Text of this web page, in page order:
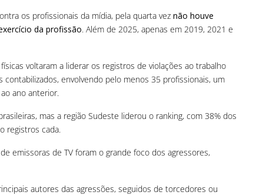
os profissionais da mídia, pela quarta vez não houve
da profissão. Além de 2025, apenas em 2019, 2021 e
voltaram a liderar os registros de violações ao trabalho
envolvendo pelo menos 35 profissionais, um
ano anterior.
mas a região Sudeste liderou o ranking, com 38% dos
registros cada.
emissoras de TV foram o grande foco dos agressores,
autores das agressões, seguidos de torcedores ou